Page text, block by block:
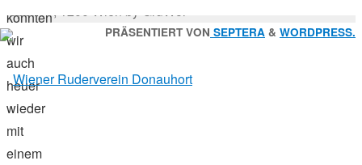
nach:
Zum
konnten
wir
auch
heuer
wieder
mit
einem
Sporn 9, 1200 Wien by GruWol
PRÄSENTIERT VON SEPTERA & WORDPRESS.
Zurück
nach
oben